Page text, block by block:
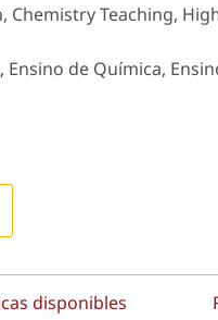
Chemistry Teaching,
Ensino de Química,
disponibles